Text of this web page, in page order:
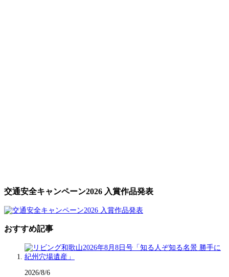
交通安全キャンペーン2026 入賞作品発表
おすすめ記事
2026/8/6